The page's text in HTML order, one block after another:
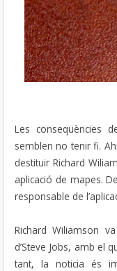
Les conseqüències
semblen no tenir fi.
destituir Richard
aplicació de mapes.
responsable de
Richard Wiliamson
d’Steve Jobs, amb el
tant, la noticia és